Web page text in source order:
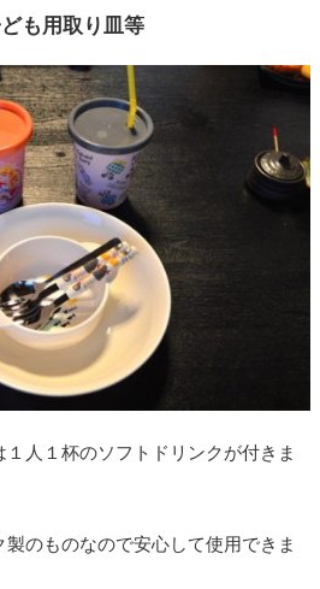
も用取り皿等
人１杯のソフトドリンクが付きま
のものなので安心して使用できま